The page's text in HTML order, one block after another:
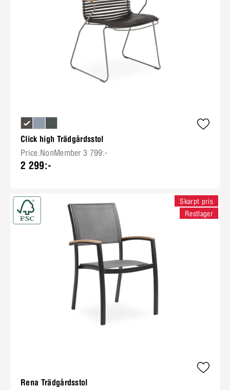
Click high Trädgårdsstol
Price.NonMember 3 799:-
2 299:-
Rena Trädgårdsstol
Skarpt pris
Restlager